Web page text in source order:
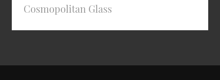
Cosmopolitan Glass